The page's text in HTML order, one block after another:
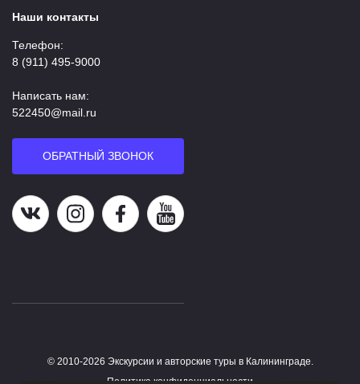
Наши контакты
Телефон:
8 (911) 495-9000
Написать нам:
522450@mail.ru
ОБРАТНЫЙ ЗВОНОК
Наша группа в ВКНаша страница в Instagram
Наша группа в Facebook
Наш канал на YouTube
© 2010-2026 Экскурсии и авторские туры в Калининграде.
Политика конфиденциальности
Работает на HostCMS